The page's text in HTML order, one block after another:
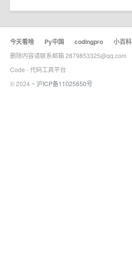
今天看啥 · Py中国 · codingpro · 小百科
删除内容请联系邮箱 2879853325@qq.com
Code - 代码工具平台
© 2024 ~ 沪ICP备11025650号